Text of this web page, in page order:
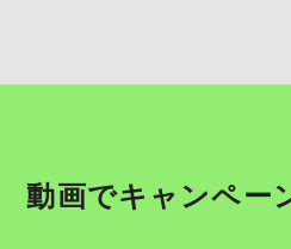
動画でキャンペー